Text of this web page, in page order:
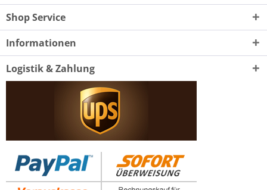
Shop Service
Informationen
Logistik & Zahlung